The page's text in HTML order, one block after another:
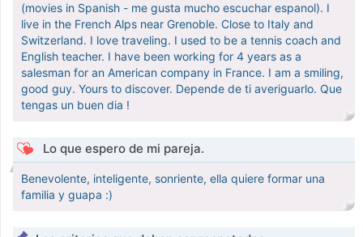
(movies in Spanish - me gusta mucho escuchar espanol). I
live in the French Alps near Grenoble. Close to Italy and
Switzerland. I love traveling. I used to be a tennis coach and
English teacher. I have been working for 4 years as a
salesman for an American company in France. I am a smiling,
good guy. Yours to discover. Depende de ti averiguarlo. Que
tengas un buen dia !
Lo que espero de mi pareja.
Benevolente, inteligente, sonriente, ella quiere formar una
familia y guapa :)